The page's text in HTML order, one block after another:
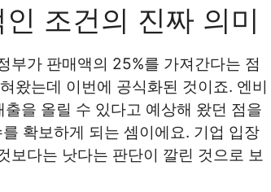
조건의 진짜 의미
부가 판매액의 25%를 가져간다는 점
왔는데 이번에 공식화된 것이죠. 엔비
을 올릴 수 있다고 예상해 왔던 점을
확보하게 되는 셈이에요. 기업 입장
보다는 낫다는 판단이 깔린 것으로 보